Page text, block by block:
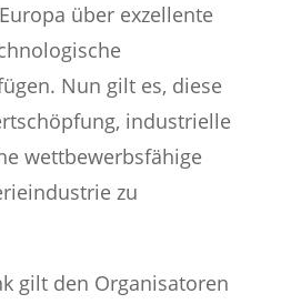
über exzellente
Nun gilt es, diese
industrielle
wettbewerbsfähige
zu
gilt den Organisatoren